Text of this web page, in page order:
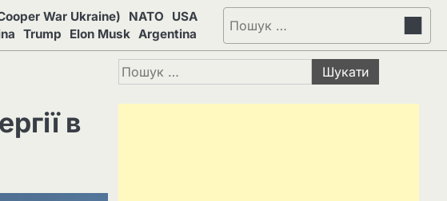
War Ukraine) NATO
USA
Trump Elon Musk Argentina
Пошук:
в
Пошук: